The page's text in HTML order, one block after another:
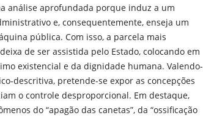
análise aprofundada porque induz a um
e, consequentemente, enseja um
pública. Com isso, a parcela mais
de ser assistida pelo Estado, colocando em
existencial e da dignidade humana. Valendo-
descritiva, pretende-se expor as concepções
o controle desproporcional. Em destaque,
do “apagão das canetas”, da “ossificação